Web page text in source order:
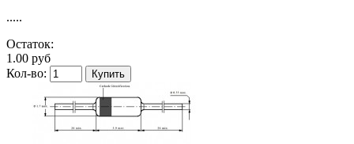
.....
Остаток:
1.00 руб
Кол-во: